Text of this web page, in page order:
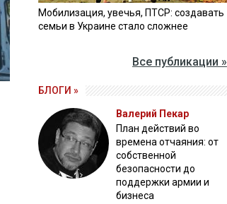
Мобилизация, увечья, ПТСР: создавать
семьи в Украине стало сложнее
Все публикации »
БЛОГИ »
Валерий Пекар
План действий во
времена отчаяния: от
собственной
безопасности до
поддержки армии и
бизнеса